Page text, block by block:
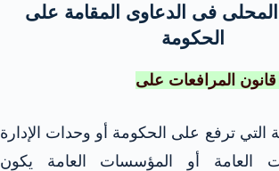
فى الدعاوى المقامة على
الحكومة
التي ترفع على الحكومة أو وحدات الإدارة
العامة أو المؤسسات العامة يكون